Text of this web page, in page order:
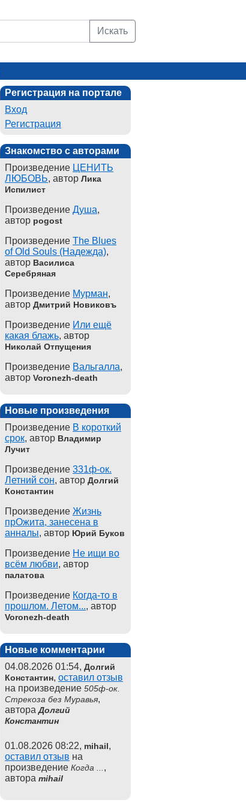
Искать
Регистрация на портале
Вход
Регистрация
Знакомство с авторами
Произведение ЦЕНИТЬ
ЛЮБОВЬ, автор Лика
Испилист
Произведение Душа,
автор pogost
Произведение The Blues
of Old Souls (Надежда),
автор Василиса
Серебряная
Произведение Мурман,
автор Дмитрий Новиковъ
Произведение Или ещё
какая блажь, автор
Николай Отпущения
Произведение Вальгалла,
автор Voronezh-death
Новые произведения
Произведение В короткий
срок, автор Владимир
Лучит
Произведение 331ф-ок.
Летний сон, автор Долгий
Константин
Произведение Жизнь
прОжита, занесена в
анналы, автор Юрий Буков
Произведение Не ищи во
всём любви, автор
палатова
Произведение Когда-то в
прошлом. Летом..., автор
Voronezh-death
Новые комментарии
04.08.2026 01:54, Долгий
Константин, оставил отзыв
на произведение 505ф-ок.
Стрекоза без Муравья,
автораДолгий
Константин
01.08.2026 08:22, mihail,
оставил отзыв на
произведение Когда ... ,
автора mihail